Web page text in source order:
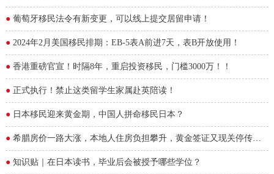
●葡萄牙移民法令有新变更，可以线上提交居留申请！
●2024年2月美国移民排期：EB-5表A前进7天，表B开放使用！
●香港重磅官宣！时隔8年，重启投资移民，门槛3000万！！
●正式执行！禁止这类留学生家属赴英陪读！
●日本移民迎来黄金期，中国人拼命移民日本？
●希腊房价一路大涨，本地人住房负担攀升，黄金签证又现关停传
言！
●知识贴｜在日本读书，毕业后会被授予哪些学位？